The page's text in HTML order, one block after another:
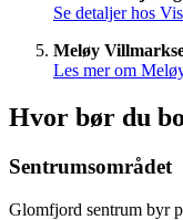
Se detaljer hos
Meløy
Les mer om
Hvor bør du
Sentrumsområdet
Glomfjord sentrum byr